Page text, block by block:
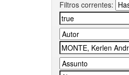
Filtros correntes: